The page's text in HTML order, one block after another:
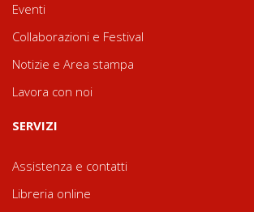
Eventi
Collaborazioni e Festival
Notizie e Area stampa
Lavora con noi
SERVIZI
Assistenza e contatti
Libreria online